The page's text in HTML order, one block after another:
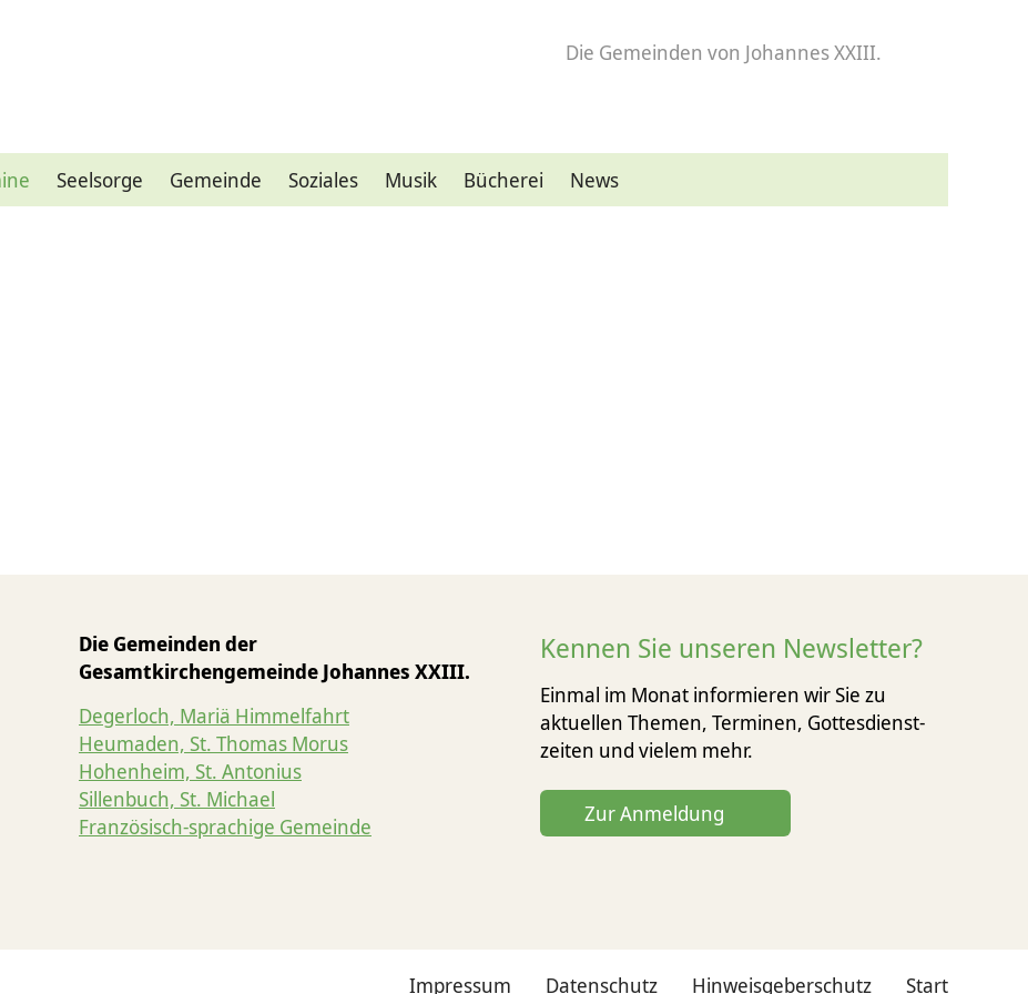
Die Gemeinden von Johannes XXIII.
Seelsorge Gemeinde Soziales Musik Bücherei News
Die Gemeinden der
Gesamtkirchengemeinde Johannes XXIII.
Degerloch, Mariä Himmelfahrt
Heumaden, St. Thomas Morus
Hohenheim, St. Antonius
Sillenbuch, St. Michael
Französisch-sprachige Gemeinde
Kennen Sie unseren Newsletter?
Einmal im Monat informieren wir Sie zu
aktuellen Themen, Terminen, Gottesdienst­
zeiten und vielem mehr.
Zur Anmeldung
Impressum Datenschutz Hinweisgeberschutz Start